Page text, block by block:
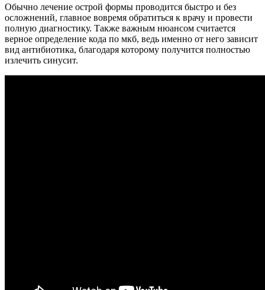
Обычно лечение острой формы проводится быстро и без
осложнений, главное вовремя обратиться к врачу и провести
полную диагностику. Также важным нюансом считается
верное определение кода по мкб, ведь именно от него зависит
вид антибиотика, благодаря которому получится полностью
излечить синусит.